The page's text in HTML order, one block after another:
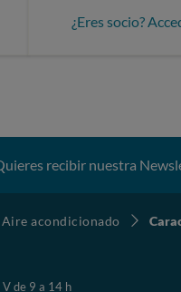
¿Eres socio?
recibir nuestra
Aire acondicionado
V de 9 a 14 h